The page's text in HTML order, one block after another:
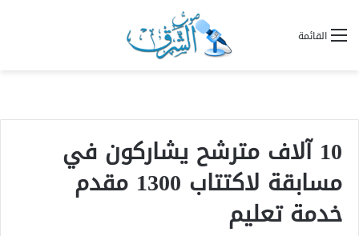
القائمة
10 آلاف مترشح يشاركون في
مسابقة لاكتتاب 1300 مقدم
خدمة تعليم